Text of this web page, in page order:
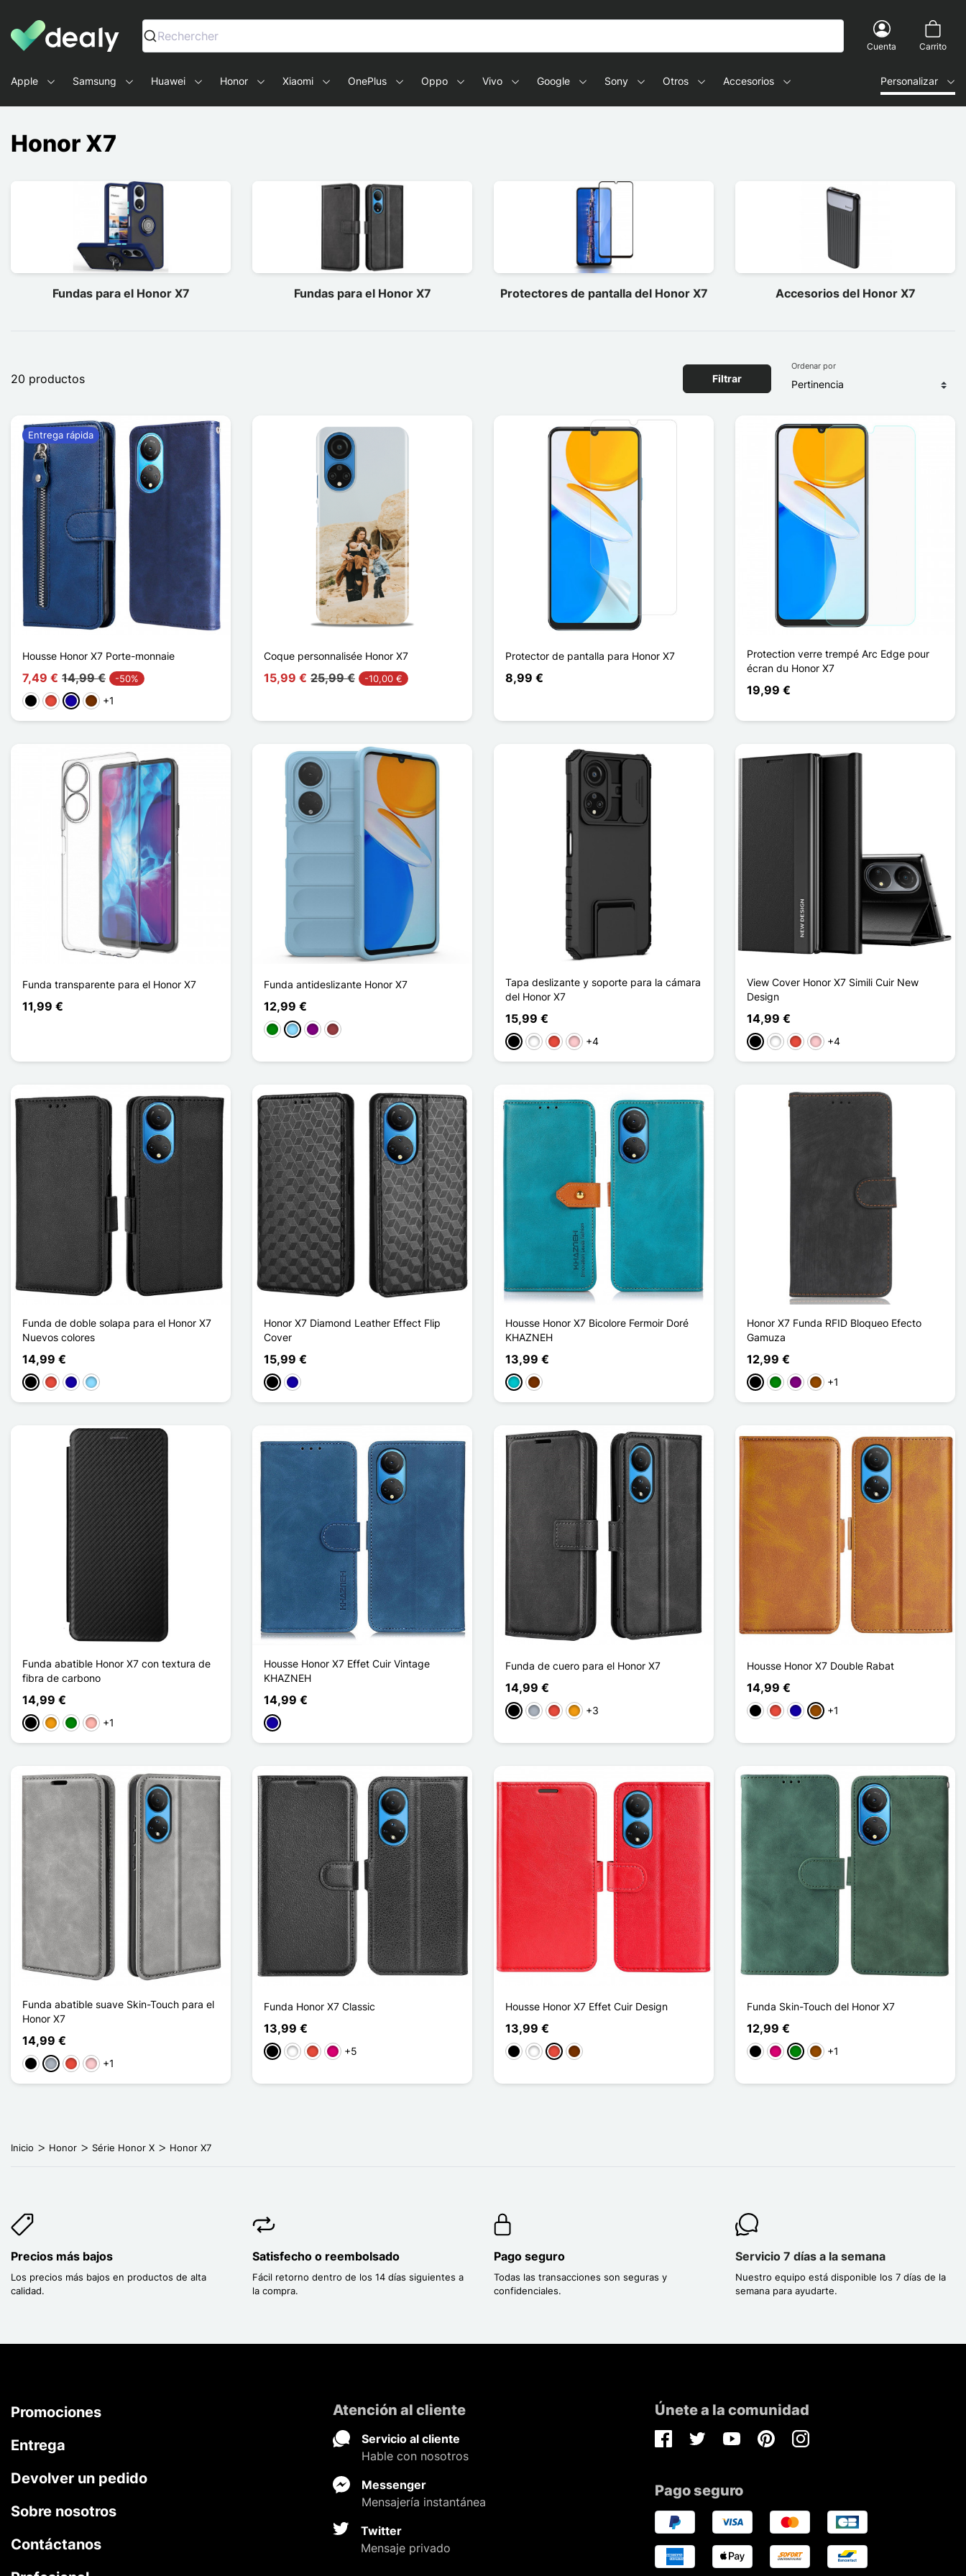
Dealy - Fundas y accesorios para smartphones y tablets
Rechercher
Cuenta Carrito
Apple Samsung Huawei Honor Xiaomi OnePlus Oppo Vivo Google Sony Otros Accesorios Personalizar
Honor X7
Fundas para el Honor X7 Fundas para el Honor X7 Protectores de pantalla del Honor X7 Accesorios del Honor X7
20 productos Filtrar
Ordenar por
Housse Honor X7 Porte-monnaie
7,49 € 14,99 € -50%
NegroRojoAzul oscuro
Café+1
Entrega rápida
Coque personnalisée Honor X7
15,99 € 25,99 € -10,00 €
Protector de pantalla para Honor X7
8,99 €
Protection verre trempé Arc Edge pour
écran du Honor X7
19,99 €
Funda transparente para el Honor X7
11,99 €
Funda antideslizante Honor X7
12,99 €
VerdeAzul claro
PúrpuraRojo oscuro
Tapa deslizante y soporte para la cámara
del Honor X7
15,99 €
NegroBlancoRojoRosa+4
View Cover Honor X7 Simili Cuir New
Design
14,99 €
NegroBlancoRojoRosa+4
Funda de doble solapa para el Honor X7
Nuevos colores
14,99 €
NegroRojoAzul oscuro
Azul claro
Honor X7 Diamond Leather Effect Flip
Cover
15,99 €
NegroAzul oscuro
Housse Honor X7 Bicolore Fermoir Doré
KHAZNEH
13,99 €
Turquesa
Café
Honor X7 Funda RFID Bloqueo Efecto
Gamuza
12,99 €
NegroVerdePúrpuraMarrón
+1
Funda abatible Honor X7 con textura de
fibra de carbono
14,99 €
NegroNaranja
VerdeOro rosa
+1
Housse Honor X7 Effet Cuir Vintage
KHAZNEH
14,99 €
Azul oscuro
Funda de cuero para el Honor X7
14,99 €
NegroGris RojoNaranja
+3
Housse Honor X7 Double Rabat
14,99 €
NegroRojoAzul oscuro
Marrón
+1
Funda abatible suave Skin-Touch para el
Honor X7
14,99 €
Negro
Gris RojoRosa+1
Funda Honor X7 Classic
13,99 €
NegroBlancoRojoMagenta
+5
Housse Honor X7 Effet Cuir Design
13,99 €
NegroBlancoRojoCafé
Funda Skin-Touch del Honor X7
12,99 €
NegroMagenta
VerdeMarrón
+1
Inicio Honor Série Honor X Honor X7
Precios más bajos
Los precios más bajos en productos de alta
calidad.
Satisfecho o reembolsado
Fácil retorno dentro de los 14 días siguientes a
la compra.
Pago seguro
Todas las transacciones son seguras y
confidenciales.
Servicio 7 días a la semana
Nuestro equipo está disponible los 7 días de la
semana para ayudarte.
Promociones
Entrega
Devolver un pedido
Sobre nosotros
Contáctanos
Atención al cliente
Servicio al cliente
Hable con nosotros
Messenger
Mensajería instantánea
Twitter
Mensaje privado
Únete a la comunidad
FacebookTwitterYoutubePinterestInstagram
Pago seguro